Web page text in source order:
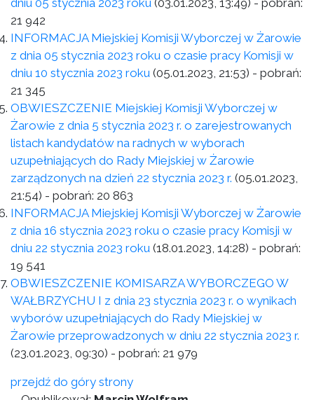
dniu 05 stycznia 2023 roku (03.01.2023, 13:49) - pobrań:
21 942
INFORMACJA Miejskiej Komisji Wyborczej w Żarowie
z dnia 05 stycznia 2023 roku o czasie pracy Komisji w
dniu 10 stycznia 2023 roku (05.01.2023, 21:53) - pobrań:
21 345
OBWIESZCZENIE Miejskiej Komisji Wyborczej w
Żarowie z dnia 5 stycznia 2023 r. o zarejestrowanych
listach kandydatów na radnych w wyborach
uzupełniających do Rady Miejskiej w Żarowie
zarządzonych na dzień 22 stycznia 2023 r. (05.01.2023,
21:54) - pobrań: 20 863
INFORMACJA Miejskiej Komisji Wyborczej w Żarowie
z dnia 16 stycznia 2023 roku o czasie pracy Komisji w
dniu 22 stycznia 2023 roku (18.01.2023, 14:28) - pobrań:
19 541
OBWIESZCZENIE KOMISARZA WYBORCZEGO W
WAŁBRZYCHU I z dnia 23 stycznia 2023 r. o wynikach
wyborów uzupełniających do Rady Miejskiej w
Żarowie przeprowadzonych w dniu 22 stycznia 2023 r.
(23.01.2023, 09:30) - pobrań: 21 979
przejdź do góry strony